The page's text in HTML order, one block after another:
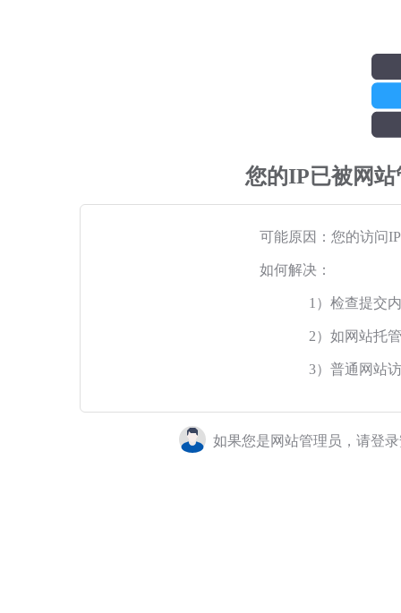
您的IP已被网
可能原因：您的访问
如何解决：
1）检查提交
2）如网站托
3）普通网站
如果您是网站管理员，请登